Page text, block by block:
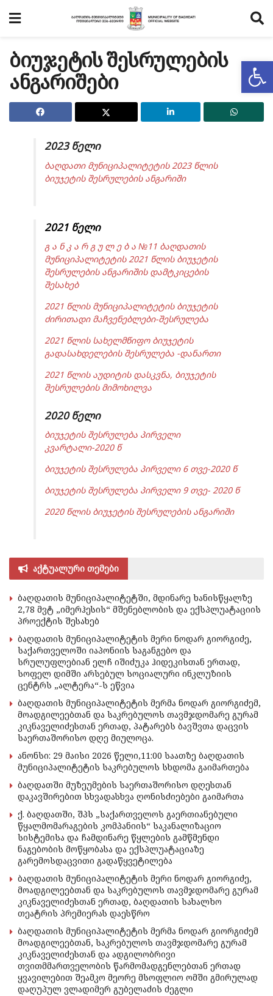
ბიუჯეტის შესრულების
ანგარიშები
2023 წელი
ბაღდათი მუნიციპალიტეტის 2023 წლის
ბიუჯეტის შესრულების ანგარიში
2021 წელი
გ ა ნ კ ა რ გ უ ლ ე ბ ა №11 ბაღდათის
მუნიციპალიტეტის 2021 წლის ბიუჯეტის
შესრულების ანგარიშის დამტკიცების
შესახებ
2021 წლის მუნიციპალიტეტის ბიუჯეტის
ძირითადი მაჩვენებლები-შესრულება
2021 წლის სახელმწიფო ბიუჯეტის
გადასახდელების შესრულება -დანართი
2021 წლის აუდიტის დასკვნა, ბიუჯეტის
შესრულების მიმოხილვა
2020 წელი
ბიუჯეტის შესრულება პირველი
კვარტალი-2020 წ
ბიუჯეტის შესრულება პირველი 6 თვე-2020 წ
ბიუჯეტის შესრულება პირველი 9 თვე- 2020 წ
2020 წლის ბიუჯეტის შესრულების ანგარიში
აქტუალური თემები
ბაღდათის მუნიციპალიტეტში, მდინარე ხანისწყალზე
2,78 მვტ „იმერჰესის“ მშენებლობის და ექსპლუატაციის
პროექტის შესახებ
ბაღდათის მუნიციპალიტეტის მერი ნოდარ გიორგიძე,
საქართველოში იაპონიის საგანგებო და
სრულუფლებიან ელჩ იშიძუკა ჰიდეკისთან ერთად,
სოფელ დიმში არსებულ სოციალური ინკლუზიის
ცენტრს „ალტერა“-ს ეწვია
ბაღდათის მუნიციპალიტეტის მერმა ნოდარ გიორგიძემ,
მოადგილეებთან და საკრებულოს თავმჯდომარე გურამ
კიკნაველიძესთან ერთად, პატარებს ბავშვთა დაცვის
საერთაშორისო დღე მიულოცა.
ანონსი: 29 მაისი 2026 წელი,11:00 საათზე ბაღდათის
მუნიციპალიტეტის საკრებულოს სხდომა გაიმართება
ბაღდათში მუზეუმების საერთაშორისო დღესთან
დაკავშირებით სხვადასხვა ღონისძიებები გაიმართა
ქ. ბაღდათში, შპს „საქართველოს გაერთიანებული
წყალმომარაგების კომპანიის“ საკანალიზაციო
სისტემისა და ჩამდინარე წყლების გამწმენდი
ნაგებობის მოწყობასა და ექსპლუატაციაზე
გარემოსდაცვითი გადაწყვეტილება
ბაღდათის მუნიციპალიტეტის მერი ნოდარ გიორგიძე,
მოადგილეებთან და საკრებულოს თავმჯდომარე გურამ
კიკნაველიძესთან ერთად, ბაღდათის სახალხო
თეატრის პრემიერას დაესწრო
ბაღდათის მუნიციპალიტეტის მერმა ნოდარ გიორგიძემ
მოადგილეებთან, საკრებულოს თავმჯდომარე გურამ
კიკნაველიძესთან და ადგილობრივი
თვითმმართველობის წარმომადგენლებთან ერთად
ყვავილებით შეამკო მეორე მსოფლიო ომში გმირულად
დაღუპულ ვლადიმერ გუბელაძის ძეგლი